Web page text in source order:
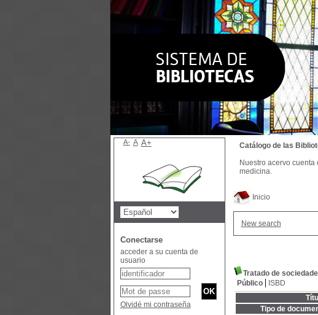
Inicio
New search
Tratado de
Público
ISBD
Tipo de
Catálogo de las
Nuestro acervo
medicina.
A- A A+
Conectarse
acceder a su cuenta de
usuario
Olvidé mi contraseña